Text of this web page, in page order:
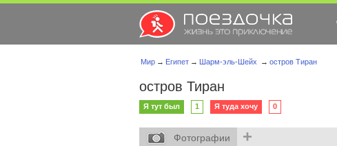
Мир → Египет → Шарм-эль-Шейх → остров Тиран
остров Тиран
Я тут был 1 Я туда хочу 0
Фотографии +